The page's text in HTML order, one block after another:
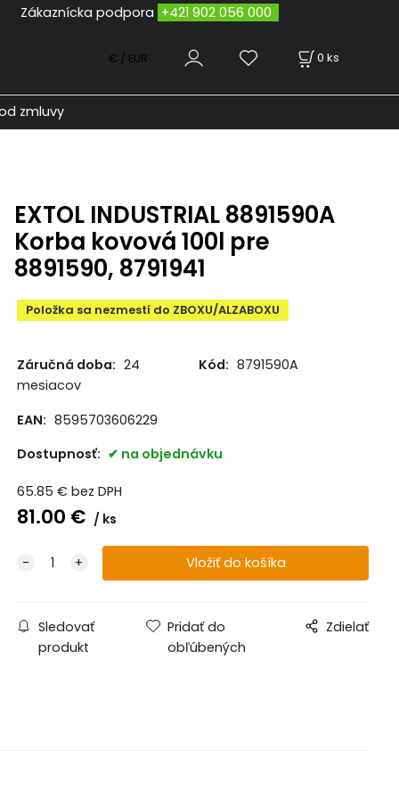
+421 902 056 000
0 ks
€ / EUR
zmluvy
EXTOL INDUSTRIAL 8891590A
Korba kovová 100l pre
8891590, 8791941
Položka sa nezmestí do ZBOXU/ALZABOXU
Záručná doba: 24
mesiacov
Kód: 8791590A
EAN: 8595703606229
Dostupnosť:
na objednávku
65.85 € bez DPH
81.00 € ks
Sledovať
produkt
Pridať do
obľúbených
Zdielať